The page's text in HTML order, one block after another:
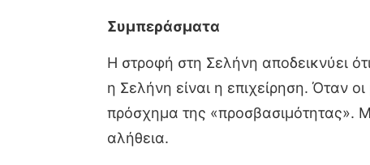
Συμπεράσματα
Η στροφή στη Σελήνη αποδεικνύει
η Σελήνη είναι η επιχείρηση. Όταν
πρόσχημα της «προσβασιμότητας».
αλήθεια.